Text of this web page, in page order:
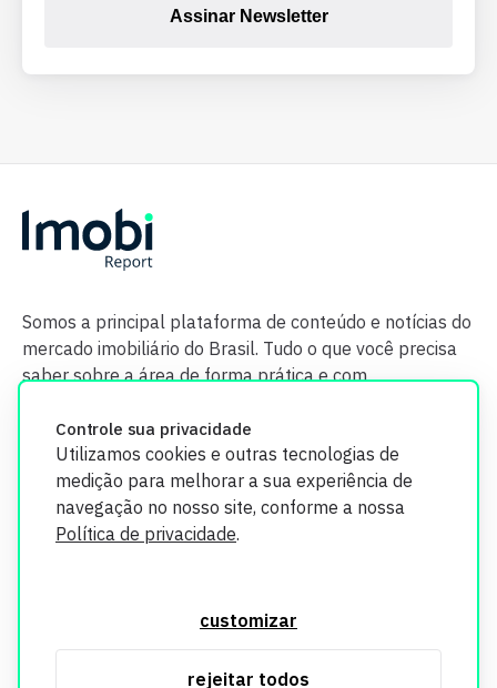
Controle sua privacidade
Utilizamos cookies e outras tecnologias de
medição para melhorar a sua experiência de
navegação no nosso site, conforme a nossa
Política de privacidade.
customizar
rejeitar todos
Assinar Newsletter
Somos a principal plataforma de conteúdo e notícias do
mercado imobiliário do Brasil. Tudo o que você precisa
saber sobre a área de forma prática e com
segurança. Todos os dados coletados em nosso site são
utilizados exclusivamente para fins de aprimoramento de
informações, consulte nossa Política de Privacidade.